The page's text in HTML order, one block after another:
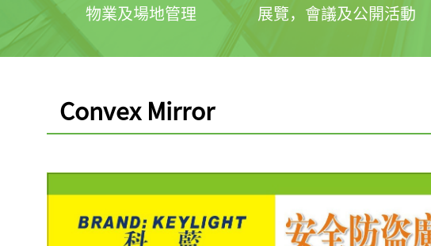
物業及場地管理 展覽，會議及公開活動
Convex Mirror